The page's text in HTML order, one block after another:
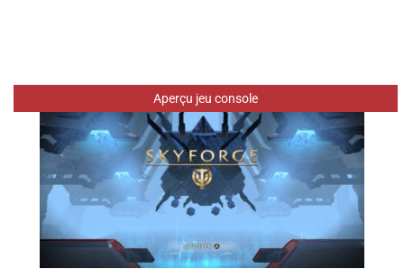
Aperçu jeu console